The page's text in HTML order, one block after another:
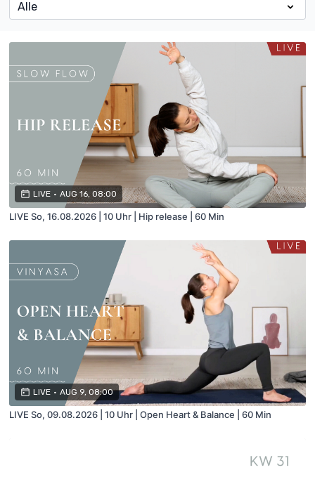
LIVE • AUG 16, 08:00
LIVE So, 16.08.2026 | 10 Uhr | Hip release | 60 Min
LIVE • AUG 9, 08:00
LIVE So, 09.08.2026 | 10 Uhr | Open Heart & Balance | 60 Min